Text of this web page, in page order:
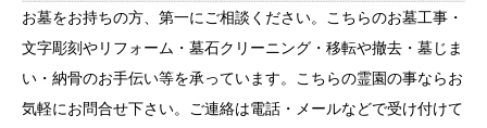
お墓をお持ちの方、第一にご相談ください。こちらのお墓工事・
文字彫刻やリフォーム・墓石クリーニング・移転や撤去・墓じま
い・納骨のお手伝い等を承っています。こちらの霊園の事ならお
気軽にお問合せ下さい。ご連絡は電話・メールなどで受け付けて